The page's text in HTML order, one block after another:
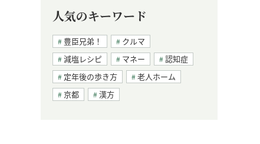
人気のキーワード
豊臣兄弟！
クルマ
減塩レシピ
マネー
認知症
定年後の歩き方
老人ホーム
京都
漢方